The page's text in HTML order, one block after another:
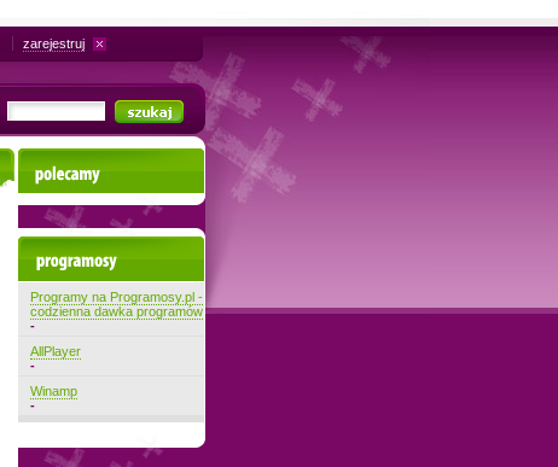
zarejestruj
Polecamy
Najnowsze programy
Programy na Programosy.pl -
codzienna dawka programów
-
AllPlayer
-
Winamp
-